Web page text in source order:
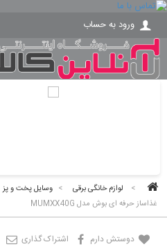
ورود به حساب
> لوازم خانگی برقی > وسایل پخت و پز
غذاساز حرفه ای بوش مدل MUMXX40G
دوستش دارم اشتراک گذاری